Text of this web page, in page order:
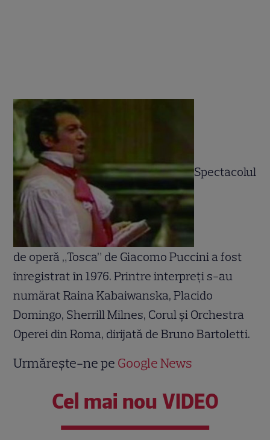
Spectacolul
de operă „Tosca” de Giacomo Puccini a fost
înregistrat în 1976. Printre interpreţi s-au
numărat Raina Kabaiwanska, Placido
Domingo, Sherrill Milnes, Corul şi Orchestra
Operei din Roma, dirijată de Bruno Bartoletti.
Urmărește-ne pe Google News
Cel mai nou VIDEO